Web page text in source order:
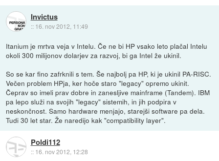
Invictus
:: 16. nov 2012, 11:49
Itanium je mrtva veja v Intelu. Če ne bi HP vsako leto plačal Intelu
okoli 300 milijonov dolarjev za razvoj, bi ga Intel že ukinil.
So se kar fino zafrknili s tem. Še najbolj pa HP, ki je ukinil PA-RISC.
Večen problem HPja, ker hoče staro "legacy" opremo ukinit.
Čeprav so imeli prav dobre in zanesljive mainframe (Tandem). IBM
pa lepo služi na svojih "legacy" sistemih, in jih podpira v
neskončnost. Samo hardware menjajo, starejši software pa dela.
Tudi 30 let star. Že naredijo kak "compatibility layer".
Poldi112
:: 16. nov 2012, 12:28